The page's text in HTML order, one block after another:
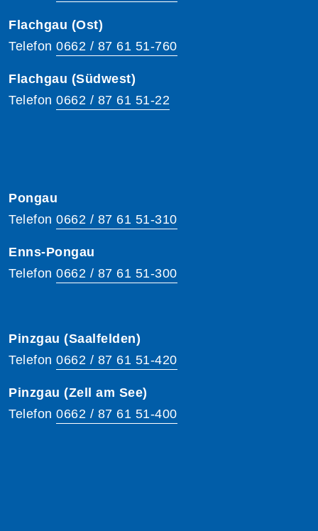
Flachgau (Ost)
Telefon 0662 / 87 61 51-760
Flachgau (Südwest)
Telefon 0662 / 87 61 51-22
Pongau
Telefon 0662 / 87 61 51-310
Enns-Pongau
Telefon 0662 / 87 61 51-300
Pinzgau (Saalfelden)
Telefon 0662 / 87 61 51-420
Pinzgau (Zell am See)
Telefon 0662 / 87 61 51-400